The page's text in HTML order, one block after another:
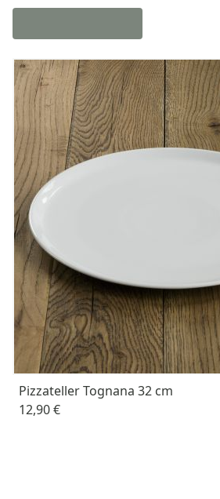
Pizzateller Tognana 32 cm
12,90 €